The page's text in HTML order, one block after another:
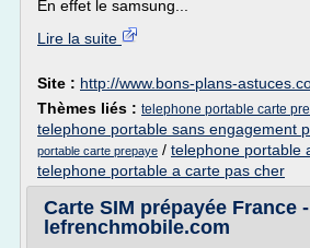
En effet le samsung...
Lire la suite
Site : http://www.bons-plans-
Thèmes liés : telephone portable carte
telephone portable sans engagement
portable carte prepaye / telephone portable
telephone portable a carte pas cher
Carte SIM prépayée France -
lefrenchmobile.com